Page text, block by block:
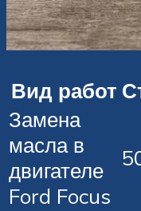
Вид работ
Замена
масла в
двигателе
Ford Focus